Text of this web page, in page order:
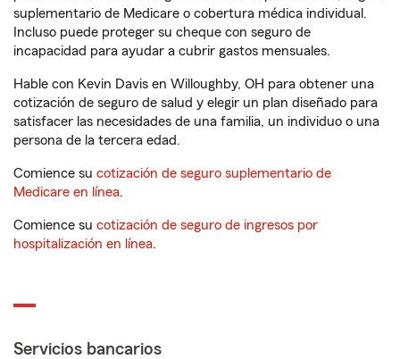
suplementario de Medicare o cobertura médica individual.
Incluso puede proteger su cheque con seguro de
incapacidad para ayudar a cubrir gastos mensuales.
Hable con Kevin Davis en Willoughby, OH para obtener una
cotización de seguro de salud y elegir un plan diseñado para
satisfacer las necesidades de una familia, un individuo o una
persona de la tercera edad.
Comience su cotización de seguro suplementario de
Medicare en línea.
Comience su cotización de seguro de ingresos por
hospitalización en línea.
Servicios bancarios